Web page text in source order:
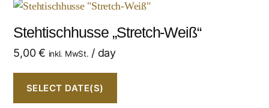
Stehtischhusse „Stretch-Weiß“
5,00€ inkl. MwSt. / day
SELECT DATE(S)